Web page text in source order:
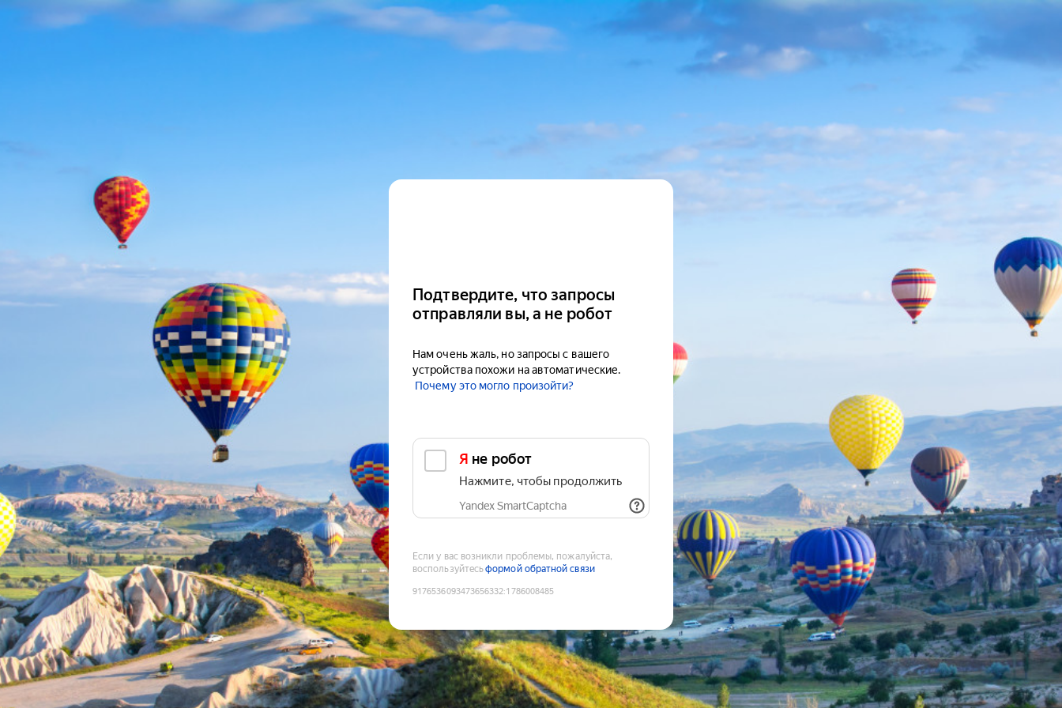
Подтвердите, что запросы
отправляли вы, а не робот
Нам очень жаль, но запросы с вашего
устройства похожи на автоматические.
Почему это могло произойти?
Я не робот
Нажмите, чтобы продолжить
Yandex SmartCaptcha
Если у вас возникли проблемы, пожалуйста,
воспользуйтесьформой обратной связи
9176536093473656332:1786008485